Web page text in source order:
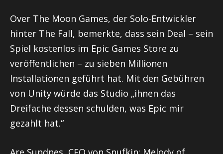
Over The Moon Games, der Solo-Entwickler
hinter The Fall, bemerkte, dass sein Deal – sein
Spiel kostenlos im Epic Games Store zu
veröffentlichen – zu sieben Millionen
Installationen geführt hat. Mit den Gebühren
von Unity würde das Studio „ihnen das
Dreifache dessen schulden, was Epic mir
gezahlt hat.“